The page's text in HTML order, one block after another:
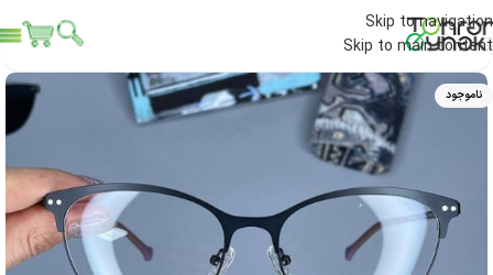
Skip to navigation
Skip to main content
ناموجود